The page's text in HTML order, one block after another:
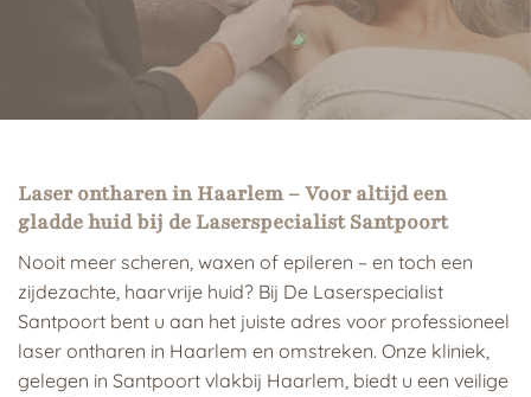
Laser ontharen in Haarlem – Voor altijd een
gladde huid bij de Laserspecialist Santpoort
Nooit meer scheren, waxen of epileren – en toch een
zijdezachte, haarvrije huid? Bij De Laserspecialist
Santpoort bent u aan het juiste adres voor professioneel
laser ontharen in Haarlem en omstreken. Onze kliniek,
gelegen in Santpoort vlakbij Haarlem, biedt u een veilige